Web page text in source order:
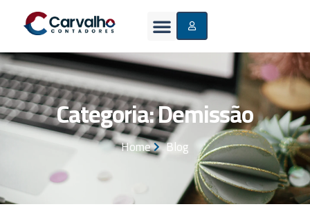
Categoria: Demissão
Home Blog